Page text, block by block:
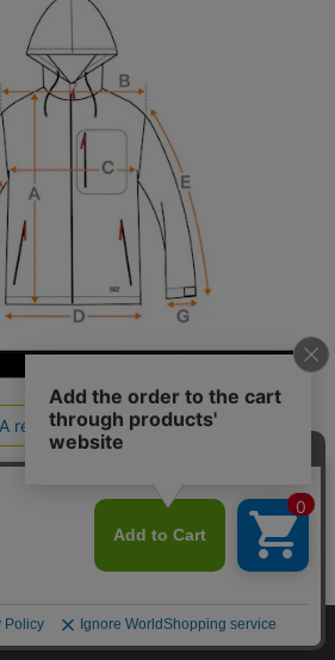
ログイン お気に入り お知らせ